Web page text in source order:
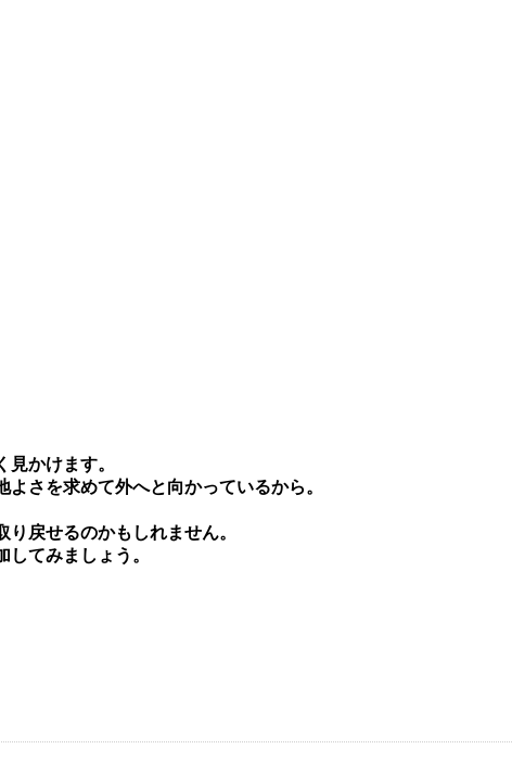
かけます。
さを求めて外へと向かっているから。
戻せるのかもしれません。
てみましょう。